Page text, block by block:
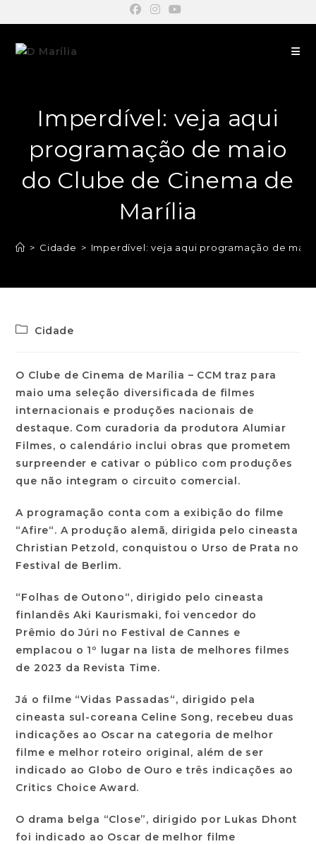
Imperdível: veja aqui
programação de maio
do Clube de Cinema de
Marília
> Cidade > Imperdível: veja aqui programação de
Cidade
O Clube de Cinema de Marília – CCM traz para
maio uma seleção diversificada de filmes
internacionais e produções nacionais de
destaque. Com curadoria da produtora Alumiar
Filmes, o calendário inclui obras que prometem
surpreender e cativar o público com produções
que não integram o circuito comercial.
A programação conta com a exibição do filme
“Afire“. A produção alemã, dirigida pelo cineasta
Christian Petzold, conquistou o Urso de Prata no
Festival de Berlim.
“Folhas de Outono“, dirigido pelo cineasta
finlandês Aki Kaurismaki, foi vencedor do
Prêmio do Júri no Festival de Cannes e
emplacou o 1º lugar na lista de melhores filmes
de 2023 da Revista Time.
Já o filme “Vidas Passadas“, dirigido pela
cineasta sul-coreana Celine Song, recebeu duas
indicações ao Oscar na categoria de melhor
filme e melhor roteiro original, além de ser
indicado ao Globo de Ouro e três indicações ao
Critics Choice Award.
O drama belga “Close”, dirigido por Lukas Dhont
foi indicado ao Oscar de melhor filme